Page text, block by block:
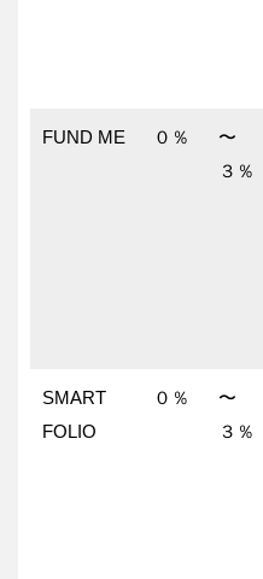
FUND ME ０％
〜
３％
SMART
FOLIO
０％
〜
３％